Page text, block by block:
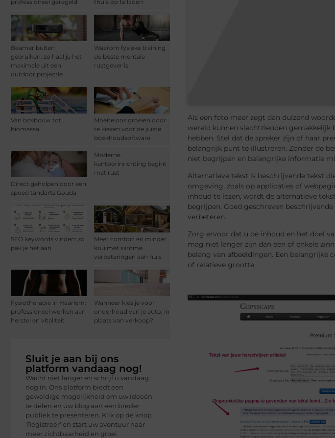
professioneel geregeld
thuis op te laden
Beamer buiten
gebruiken: zo haal je het
maximale uit een
outdoor projectie
Waarom fysieke training
de beste mentale
rustgever is
Van bosbouw tot
biomassa
Moeiteloos groeien door
te kiezen voor de juiste
boekhoudsoftware
Direct geholpen door een
spoed tandarts Gouda
Moderne
kantoorinrichting begint
met rust
SEO keywords vinden: zo
pak je het aan
Meer comfort en minder
kou met slimme
verbeteringen aan huis
Fysiotherapie in Haarlem:
professioneel werken aan
herstel en vitaliteit
Wanneer kies je voor
onderhoud van je auto, in
plaats van verkoop?
Sluit je aan bij ons
platform vandaag nog!
Wacht niet langer en schrijf u vandaag
nog in. Ons platform biedt een
geweldige mogelijkheid om uw ideeën
te delen en uw blog aan een breder
publiek te presenteren. Klik op de knop
‘Registreer’ en start uw avontuur naar
meer zichtbaarheid en groei.
Als een foto meer zegt dan duizend
wereld kunnen slechtzienden
hebben. Stel dat de spreker zijn of haar
belangrijk punt te illustreren. Zonder de
niet begrijpen en belangrijke informatie
Alternatieve tekst is beschrijvende tekst
omgeving, zoals op applicaties of
inhoud te lezen, wordt de alternatieve
begrijpen. Goed geschreven
verbeteren.
Zorg ervoor dat u de inhoud en het doel
mag niet langer zijn dan een of enkele
belang van afbeeldingen. Een belangrijke
of relatieve grootte.